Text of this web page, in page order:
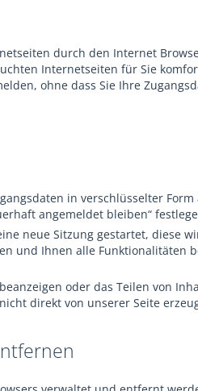
durch den Internet
Internetseiten für Sie
ohne dass Sie Ihre
in verschlüsselter
angemeldet bleiben“
neue Sitzung gestartet, diese
und Ihnen alle Funktionalitäten
oder das Teilen von
direkt von unserer Seite